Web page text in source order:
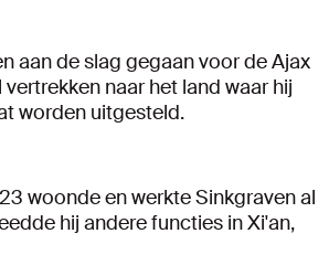
aan de slag gegaan voor de Ajax
naar het land waar hij
worden uitgesteld.
woonde en werkte Sinkgraven al
hij andere functies in Xi'an,